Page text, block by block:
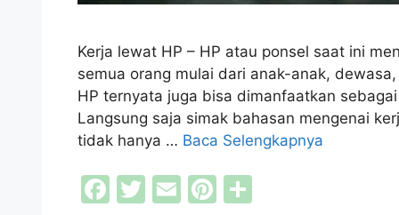
Kerja lewat HP – HP atau ponsel saat ini
semua orang mulai dari anak-anak,
HP ternyata juga bisa dimanfaatkan
Langsung saja simak bahasan mengenai
tidak hanya … Baca Selengkapnya
F
T
E
Pi